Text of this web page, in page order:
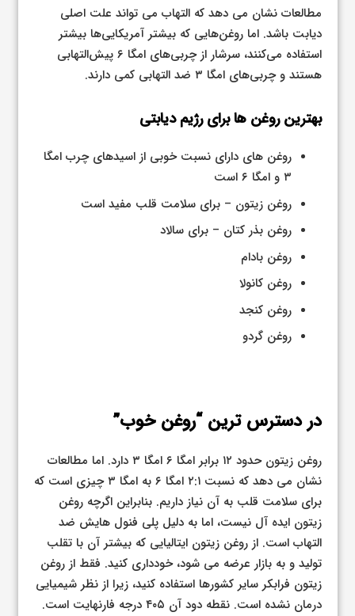
مطالعات نشان می دهد که التهاب می تواند علت اصلی
دیابت باشد. اما روغن‌هایی که بیشتر آمریکایی‌ها بیشتر
استفاده می‌کنند، سرشار از چربی‌های امگا ۶ پیش‌التهابی
هستند و چربی‌های امگا ۳ ضد التهابی کمی دارند.
بهترین روغن ها برای رژیم دیابتی
روغن های دارای نسبت خوبی از اسیدهای چرب امگا
۳ و امگا ۶ است
روغن زیتون – برای سلامت قلب مفید است
روغن بذر کتان – برای سالاد
روغن بادام
روغن کانولا
روغن کنجد
روغن گردو
در دسترس ترین “روغن خوب”
روغن زیتون حدود ۱۲ برابر امگا ۶ امگا ۳ دارد. اما مطالعات
نشان می دهد که نسبت ۲:۱ امگا ۶ به امگا ۳ چیزی است که
برای سلامت قلب به آن نیاز داریم. بنابراین اگرچه روغن
زیتون ایده آل نیست، اما به دلیل پلی فنول هایش ضد
التهاب است. از روغن زیتون ایتالیایی که بیشتر آن با تقلب
تولید و به بازار عرضه می شود، خودداری کنید. فقط از روغن
زیتون فرابکر سایر کشورها استفاده کنید، زیرا از نظر شیمیایی
درمان نشده است. نقطه دود آن ۴۰۵ درجه فارنهایت است.